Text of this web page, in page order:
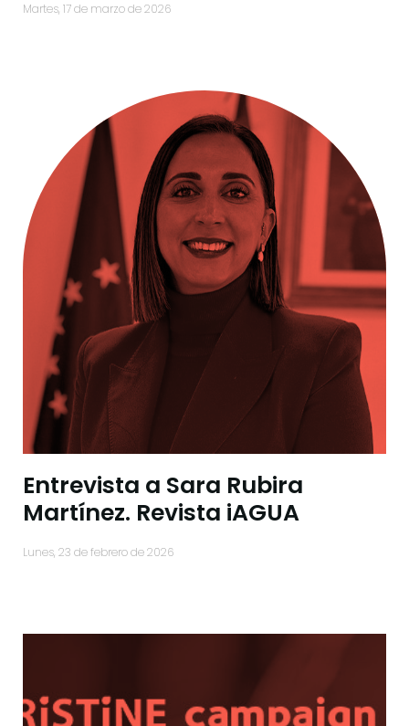
martes, 17 de marzo de 2026
Entrevista a Sara Rubira
Martínez. Revista iAGUA
lunes, 23 de febrero de 2026